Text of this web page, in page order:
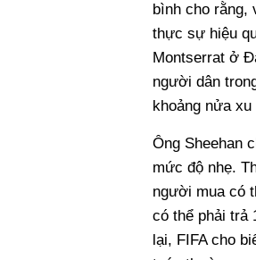
bình cho rằng,
thực sự hiệu
Montserrat ở
người dân
khoảng nửa
Ông Sheehan
mức độ nhẹ.
người mua có
có thể phải trả
lại, FIFA cho